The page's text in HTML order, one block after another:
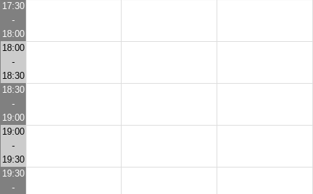
17:30
-
18:00
18:00
-
18:30
18:30
-
19:00
19:00
-
19:30
19:30
-